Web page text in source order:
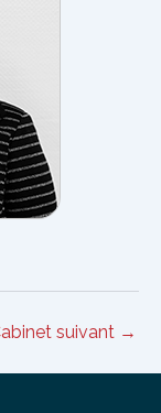
suivant →